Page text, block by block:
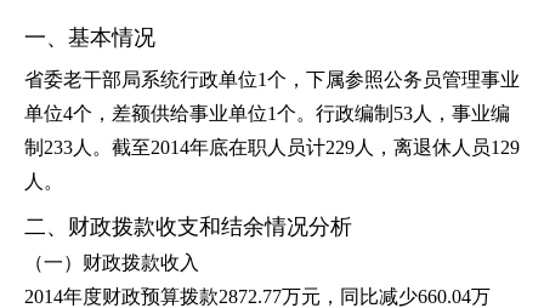
一、基本情况
省委老干部局系统行政单位1个，下属参照公务员管理事业
单位4个，差额供给事业单位1个。行政编制53人，事业编
制233人。截至2014年底在职人员计229人，离退休人员129
人。
二、财政拨款收支和结余情况分析
（一）财政拨款收入
2014年度财政预算拨款2872.77万元，同比减少660.04万